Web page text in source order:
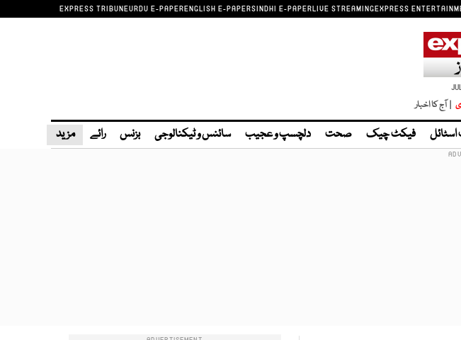
EXPRESS TRIBUNEURDU E-PAPERENGLISH E-PAPERSINDHI E-PAPERLIVE STREAMINGEXPRESS
| آج کا اخبار
اسٹائل فیکٹ چیک صحت دلچسپ و عجیب سائنس و ٹیکنالوجی بزنس رائے مزید